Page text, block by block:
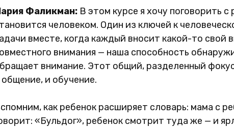
Фаликман: В этом курсе я хочу поговорить
человеком. Один из ключей к
вместе, когда каждый вносит какой-то
внимания — наша способность
внимание. Этот общий, разделенный
общение, и обучение.
как ребенок расширяет словарь: мама с
«Бульдог», ребенок смотрит туда же — и